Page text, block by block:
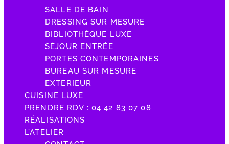
SALLE DE BAIN
DRESSING SUR MESURE
BIBLIOTHÈQUE LUXE
SÉJOUR ENTRÉE
PORTES CONTEMPORAINES
BUREAU SUR MESURE
EXTERIEUR
CUISINE LUXE
PRENDRE RDV : 04 42 83 07 08
RÉALISATIONS
L’ATELIER